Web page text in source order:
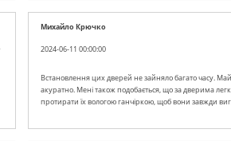
Михайло Крючко
2024-06-11 00:00:00
Встановлення цих дверей не зайняло багато часу.
акуратно. Мені також подобається, що за дверима
протирати їх вологою ганчіркою, щоб вони завжди